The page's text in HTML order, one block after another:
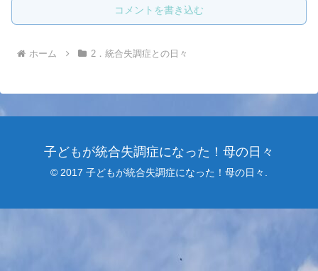
コメントを書き込む
ホーム 2．統合失調症との日々
子どもが統合失調症になった！母の日々
© 2017 子どもが統合失調症になった！母の日々.